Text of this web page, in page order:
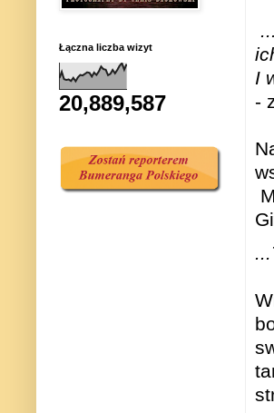
I
-
Łączna liczba wizyt
20,889,587